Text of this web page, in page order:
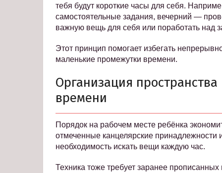
тебя будут короткие часы для себя.
самостоятельные задания, вечерний —
важную вещь для себя или поработать над
Этот принцип помогает избегать
маленькие промежутки времени.
Организация
времени
Порядок на рабочем месте ребёнка
отмеченные канцелярские принадлежности
необходимость искать вещи каждую час.
Техника тоже требует заранее